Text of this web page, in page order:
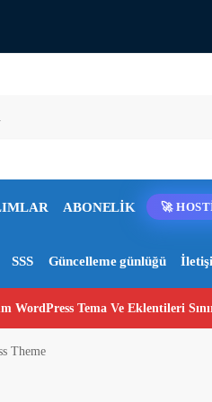
ABONELİK 🚀
SSS Güncelleme günlüğü
WordPress Tema Ve Eklentileri
Theme